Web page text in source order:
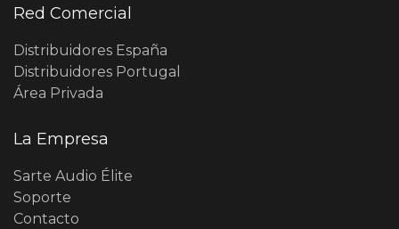
Red Comercial
Distribuidores España
Distribuidores Portugal
Área Privada
La Empresa
Sarte Audio Élite
Soporte
Contacto